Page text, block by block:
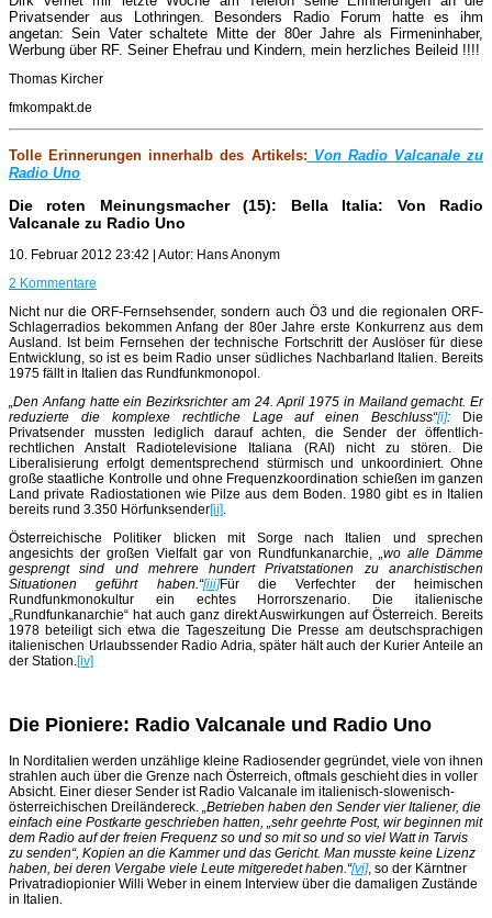
Privatsender aus Lothringen. Besonders Radio Forum hatte es ihm
angetan: Sein Vater schaltete Mitte der 80er Jahre als Firmeninhaber,
Werbung über RF. Seiner Ehefrau und Kindern , mein herzliches Beileid !!!!
Thomas Kircher
fmkompakt.de
Tolle Erinnerungen innerhalb des Artikels: Von Radio Valcanale zu
Radio Uno
Die roten Meinungsmacher (15): Bella Italia: Von Radio
Valcanale zu Radio Uno
10. Februar 2012 23:42 | Autor: Hans Anonym
2 Kommentare
Nicht nur die ORF-Fernsehsender, sondern auch Ö3 und die regionalen ORF-
Schlagerradios bekommen Anfang der 80er Jahre erste Konkurrenz aus dem
Ausland. Ist beim Fernsehen der technische Fortschritt der Auslöser für diese
Entwicklung, so ist es beim Radio unser südliches Nachbarland Italien. Bereits
1975 fällt in Italien das Rundfunkmonopol.
„Den Anfang hatte ein Bezirksrichter am 24. April 1975 in Mailand gemacht. Er
reduzierte die komplexe rechtliche Lage auf einen Beschluss“[i]:
Die
Privatsender mussten lediglich darauf achten, die Sender der öffentlich-
rechtlichen Anstalt Radiotelevisione Italiana (RAI) nicht zu stören. Die
Liberalisierung erfolgt dementsprechend stürmisch und unkoordiniert. Ohne
große staatliche Kontrolle und ohne Frequenzkoordination schießen im ganzen
Land private Radiostationen wie Pilze aus dem Boden. 1980 gibt es in Italien
bereits rund 3.350 Hörfunksender[ii].
Österreichische Politiker blicken mit Sorge nach Italien und sprechen
angesichts der großen Vielfalt gar von Rundfunkanarchie, „wo alle Dämme
gesprengt sind und mehrere hundert Privatstationen zu anarchistischen
Situationen geführt haben.“[iii]Für die Verfechter der heimischen
Rundfunkmonokultur ein echtes Horrorszenario. Die italienische
„Rundfunkanarchie“ hat auch ganz direkt Auswirkungen auf Österreich. Bereits
1978 beteiligt sich etwa die Tageszeitung Die Presse am deutschsprachigen
italienischen Urlaubssender Radio Adria, später hält auch der Kurier Anteile an
der Station.[iv]
Die Pioniere: Radio Valcanale und Radio Uno
In Norditalien werden unzählige kleine Radiosender gegründet, viele von ihnen
strahlen auch über die Grenze nach Österreich, oftmals geschieht dies in voller
Absicht. Einer dieser Sender ist Radio Valcanale im italienisch-slowenisch-
österreichischen Dreiländereck. „Betrieben haben den Sender vier Italiener, die
einfach eine Postkarte geschrieben hatten, „sehr geehrte Post, wir beginnen mit
dem Radio auf der freien Frequenz so und so mit so und so viel Watt in Tarvis
zu senden“, Kopien an die Kammer und das Gericht. Man musste keine Lizenz
haben, bei deren Vergabe viele Leute mitgeredet haben.“[vi], so der Kärntner
Privatradiopionier Willi Weber in einem Interview über die damaligen Zustände
in Italien.